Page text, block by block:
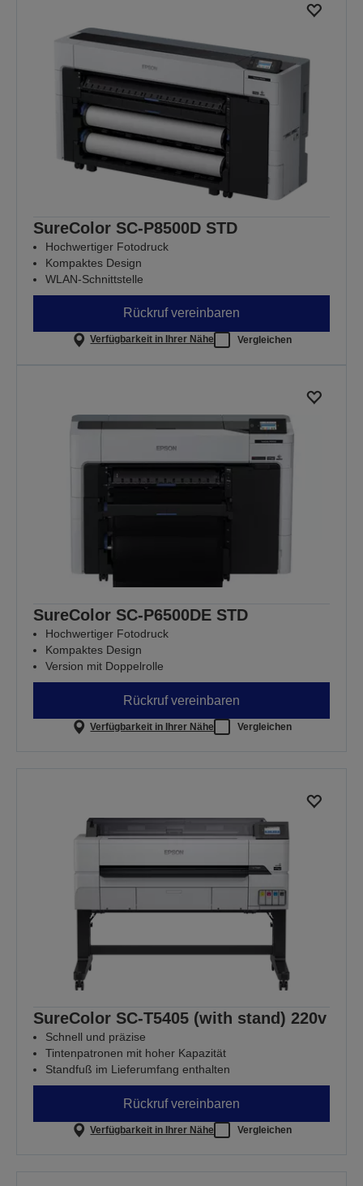
SureColor SC-P8500D STD
Hochwertiger Fotodruck
Kompaktes Design
WLAN-Schnittstelle
Rückruf vereinbaren
Verfügbarkeit in Ihrer Nähe Vergleichen
SureColor SC-P6500DE STD
Hochwertiger Fotodruck
Kompaktes Design
Version mit Doppelrolle
Rückruf vereinbaren
Verfügbarkeit in Ihrer Nähe Vergleichen
SureColor SC-T5405 (with stand) 220v
Schnell und präzise
Tintenpatronen mit hoher Kapazität
Standfuß im Lieferumfang enthalten
Rückruf vereinbaren
Verfügbarkeit in Ihrer Nähe Vergleichen